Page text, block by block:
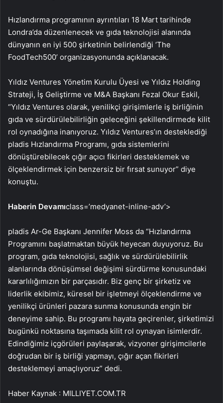
Hızlandırma programının ayrıntıları 18 Mart tarihinde
Londra’da düzenlenecek ve gıda teknolojisi alanında
dünyanın en iyi 500 şirketinin belirlendiği ‘The
FoodTech500’ organizasyonunda açıklanacak.
Yıldız Ventures Yönetim Kurulu Üyesi ve Yıldız Holding
Strateji, İş Geliştirme ve M&A Başkanı Fezal Okur Eskil,
“Yıldız Ventures olarak, yenilikçi girişimlerle iş birliğinin
gıda ve sürdürülebilirliğin geleceğini şekillendirmede kilit
rol oynadığına inanıyoruz. Yıldız Ventures’ın desteklediği
pladis Hızlandırma Programı, gıda sistemlerini
dönüştürebilecek çığır açıcı fikirleri desteklemek ve
ölçeklendirmek için benzersiz bir fırsat sunuyor” diye
konuştu.
Haberin Devamıclass=’medyanet-inline-adv’>
pladis Ar-Ge Başkanı Jennifer Moss da “Hızlandırma
Programını başlatmaktan büyük heyecan duyuyoruz. Bu
program, gıda teknolojisi, sağlık ve sürdürülebilirlik
alanlarında dönüşümsel değişimi sürdürme konusundaki
kararlılığımızın bir parçasıdır. Biz genç bir şirketiz ve
liderlik ekibimiz, küresel bir işletmeyi ölçeklendirme ve
yenilikçi ürünleri pazara sunma konusunda engin bir
deneyime sahip. Bu programı hayata geçirenler, şirketimizi
bugünkü noktasına taşımada kilit rol oynayan isimlerdir.
Edindiğimiz içgörüleri paylaşarak, vizyoner girişimcilerle
doğrudan bir iş birliği yapmayı, çığır açan fikirleri
desteklemeyi amaçlıyoruz” dedi.
Haber Kaynak : MILLIYET.COM.TR